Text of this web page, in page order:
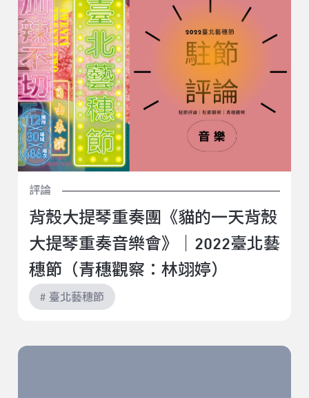
｜2022臺北藝穗節（青穗觀察：林翊婷）
評論
背殼大提琴重奏團《貓的一天背殼
大提琴重奏音樂會》｜2022臺北藝
穗節（青穗觀察：林翊婷）
# 臺北藝穗節
阮劇團《諸羅假期》｜2022臺北藝穗節（青穗觀察：宋